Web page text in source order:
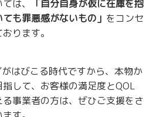
は、
「自分自身が仮に在庫を抱
も罪悪感がないもの」 をコンセ
ります。
はびこる時代ですから、本物か
して、お客様の満足度とQOL
事業者の方は、ぜひご支援をさ